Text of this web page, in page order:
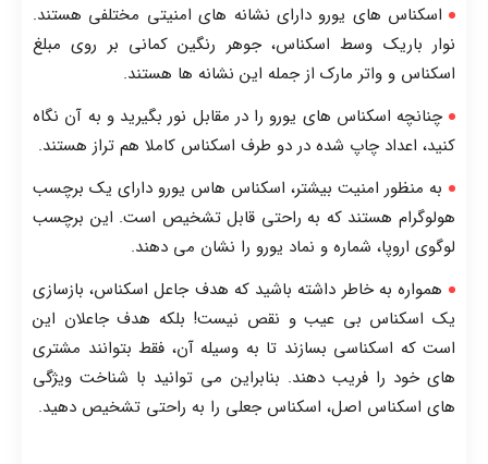
اسکناس های یورو دارای نشانه های امنیتی مختلفی هستند.
نوار باریک وسط اسکناس، جوهر رنگین کمانی بر روی مبلغ
اسکناس و واتر مارک از جمله این نشانه ها هستند.
چنانچه اسکناس های یورو را در مقابل نور بگیرید و به آن نگاه
کنید، اعداد چاپ شده در دو طرف اسکناس کاملا هم تراز هستند.
به منظور امنیت بیشتر، اسکناس هاس یورو دارای یک برچسب
هولوگرام هستند که به راحتی قابل تشخیص است. این برچسب
لوگوی اروپا، شماره و نماد یورو را نشان می دهند.
همواره به خاطر داشته باشید که هدف جاعل اسکناس، بازسازی
یک اسکناس بی عیب و نقص نیست! بلکه هدف جاعلان این
است که اسکناسی بسازند تا به وسیله آن، فقط بتوانند مشتری
های خود را فریب دهند. بنابراین می توانید با شناخت ویژگی
های اسکناس اصل، اسکناس جعلی را به راحتی تشخیص دهید.